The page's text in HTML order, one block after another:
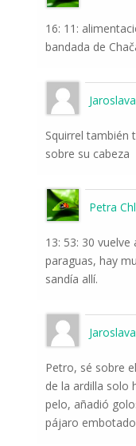
16: 11:
bandada de
Squirrel también
sobre su cabeza
Petra
13: 53: 30
paraguas, hay
sandía allí.
Petro, sé sobre
de la ardilla solo
pelo, añadió
pájaro